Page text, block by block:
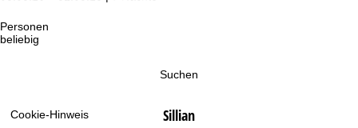
Cookie-Hinweis
Personen
beliebig
Suchen
Sillian